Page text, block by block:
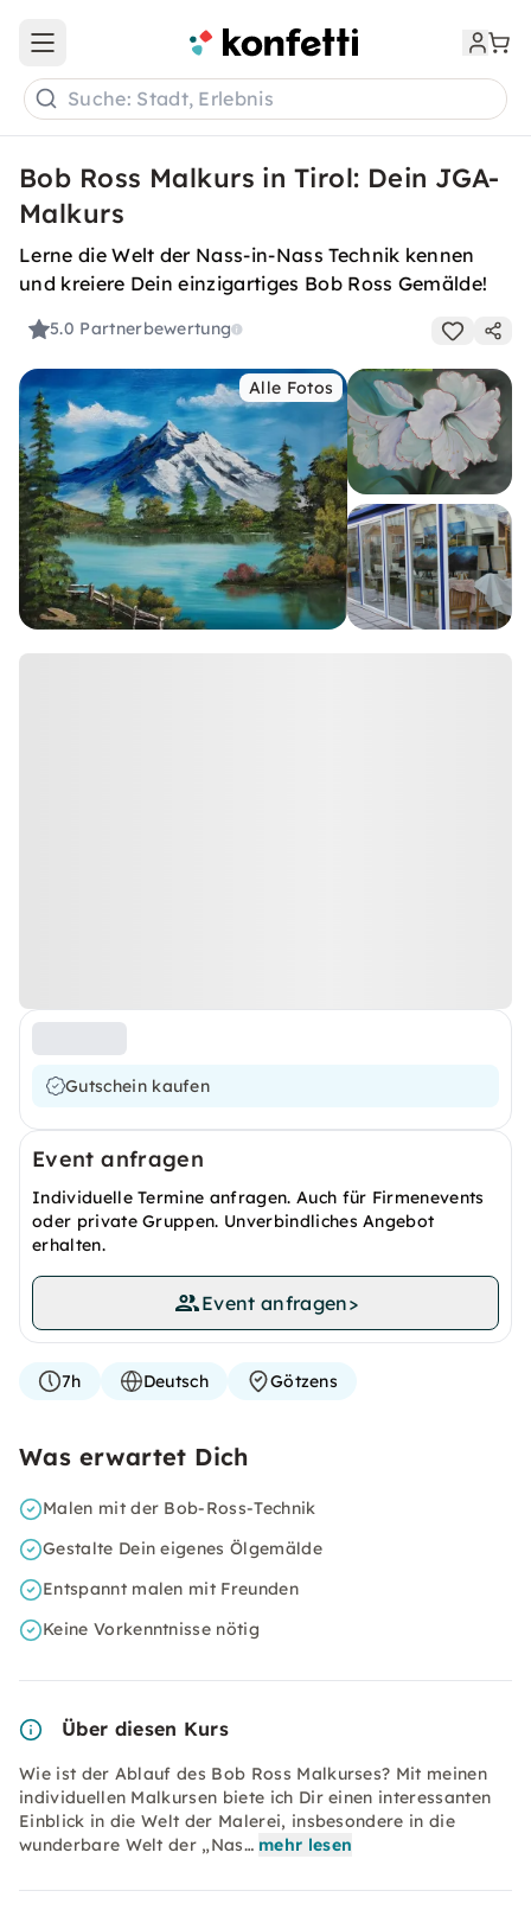
Open main menu
Suche: Stadt, Erlebnis
Bob Ross Malkurs in Tirol: Dein JGA-
Malkurs
Lerne die Welt der Nass-in-Nass Technik kennen
und kreiere Dein einzigartiges Bob Ross Gemälde!
5.0 Partnerbewertung
Alle Fotos
Gutschein kaufen
Event anfragen
Individuelle Termine anfragen. Auch für Firmenevents
oder private Gruppen. Unverbindliches Angebot
erhalten.
Event anfragen>
7h Deutsch Götzens
Was erwartet Dich
Malen mit der Bob-Ross-Technik
Gestalte Dein eigenes Ölgemälde
Entspannt malen mit Freunden
Keine Vorkenntnisse nötig
Über diesen Kurs
Wie ist der Ablauf des Bob Ross Malkurses? Mit meinen
individuellen Malkursen biete ich Dir einen interessanten
Einblick in die Welt der Malerei, insbesondere in die
wunderbare Welt der „Nas… mehr lesen